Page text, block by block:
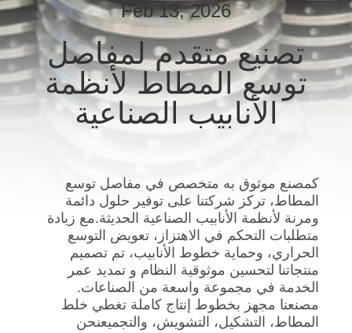
جولة
في
المعمل
اتصل
أخبار
اطلب
Feb 13, 2026
تصنيع متقدم لمفاصل
توسع المطاط لأنظمة
الأنابيب الصناعية
كمصنع موثوق به متخصص في مفاصل توسع
المطاط، تركز شركتنا على توفير حلول دائمة
ومرنة لأنظمة الأنابيب الصناعية الحديثة.مع زيادة
متطلبات التحكم في الاهتزاز، تعويض التوسع
الحراري، وحماية خطوط الأنابيب، تم تصميم
منتجاتنا لتحسين موثوقية النظام و تمديد عمر
الخدمة في مجموعة واسعة من الصناعات.
مصنعنا مجهز بخطوط إنتاج كاملة تغطي خلط
المطاط، التشكيل، التشويش، والتجميعنحن